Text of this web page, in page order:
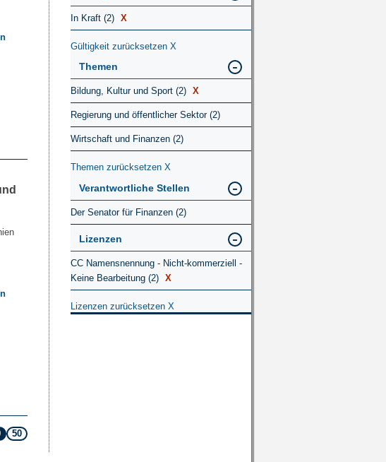
50
In Kraft (2) X
Gültigkeit zurücksetzen X
Themen
Bildung, Kultur und Sport (2) X
Regierung und öffentlicher Sektor (2)
Wirtschaft und Finanzen (2)
Themen zurücksetzen X
Verantwortliche Stellen
Der Senator für Finanzen (2)
Lizenzen
CC Namensnennung - Nicht-kommerziell -
Keine Bearbeitung (2) X
Lizenzen zurücksetzen X